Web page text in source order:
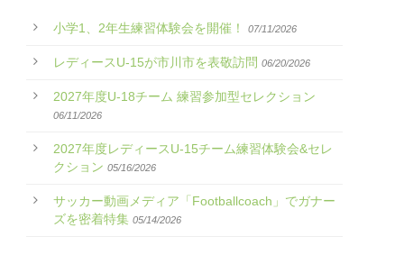
小学1、2年生練習体験会を開催！ 07/11/2026
レディースU-15が市川市を表敬訪問 06/20/2026
2027年度U-18チーム 練習参加型セレクション
06/11/2026
2027年度レディースU-15チーム練習体験会&セレ
クション 05/16/2026
サッカー動画メディア「Footballcoach」でガナー
ズを密着特集 05/14/2026